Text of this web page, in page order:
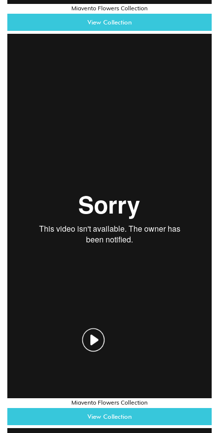
Miavento Flowers Collection
View Collection
Miavento Flowers Collection
View Collection